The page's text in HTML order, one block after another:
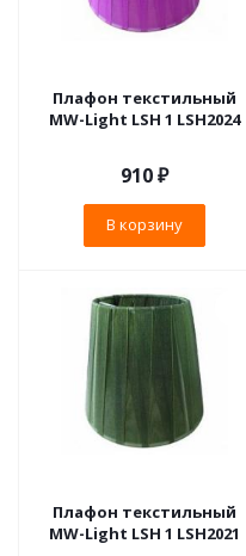
Плафон текстильный
MW-Light LSH 1 LSH2024
910₽
В корзину
Плафон текстильный
MW-Light LSH 1 LSH2021